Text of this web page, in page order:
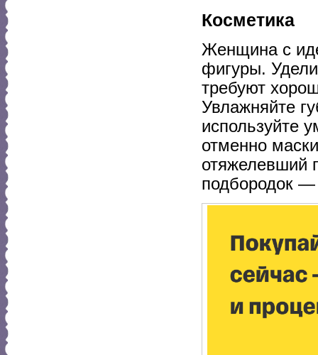
Косметика
Женщина с
фигуры.
требуют
Увлажняйте
используйте
отменно
отяжелевший
подбородок